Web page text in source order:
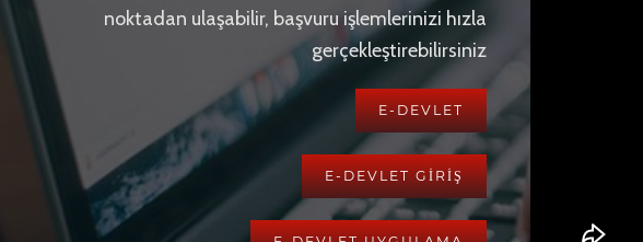
noktadan ulaşabilir, başvuru işlemlerinizi hızla
gerçekleştirebilirsiniz
E-DEVLET
E-DEVLET GİRİŞ